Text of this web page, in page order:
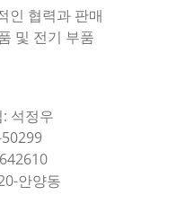
인 협력과 판매
및 전기 부품
석정우
안양동